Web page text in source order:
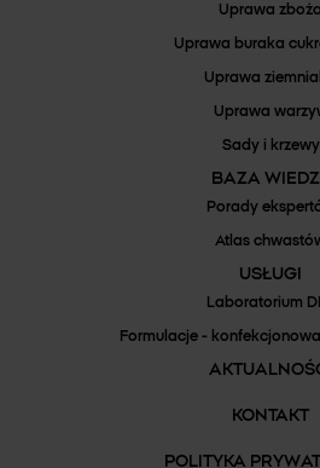
Uprawa zboża
Uprawa buraka
Uprawa
Uprawa
Sady i krzewy
BAZA
Porady
Atlas
USŁUGI
Laboratorium
Formulacje -
KONTAKT
POLITYKA